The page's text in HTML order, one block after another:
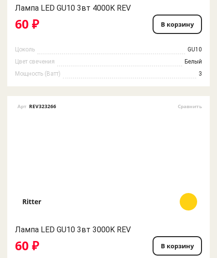
Лампа LED GU10 3вт 4000K REV
60 ₽ В корзину
Цоколь
GU10
Цвет свечения
Белый
Мощность (Ватт)
3
Арт REV323266 Сравнить
Ritter
Лампа LED GU10 3вт 3000K REV
60 ₽ В корзину